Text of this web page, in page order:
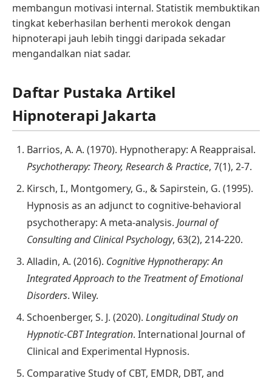
membangun motivasi internal. Statistik membuktikan
tingkat keberhasilan berhenti merokok dengan
hipnoterapi jauh lebih tinggi daripada sekadar
mengandalkan niat sadar.
Daftar Pustaka Artikel
Hipnoterapi Jakarta
Barrios, A. A. (1970). Hypnotherapy: A Reappraisal.
Psychotherapy: Theory, Research & Practice, 7(1), 2-7.
Kirsch, I., Montgomery, G., & Sapirstein, G. (1995).
Hypnosis as an adjunct to cognitive-behavioral
psychotherapy: A meta-analysis. Journal of
Consulting and Clinical Psychology, 63(2), 214-220.
Alladin, A. (2016). Cognitive Hypnotherapy: An
Integrated Approach to the Treatment of Emotional
Disorders. Wiley.
Schoenberger, S. J. (2020). Longitudinal Study on
Hypnotic-CBT Integration. International Journal of
Clinical and Experimental Hypnosis.
Comparative Study of CBT, EMDR, DBT, and